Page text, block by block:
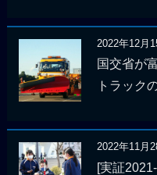
2022年12月
国交省が
トラック
2022年11月
[実証